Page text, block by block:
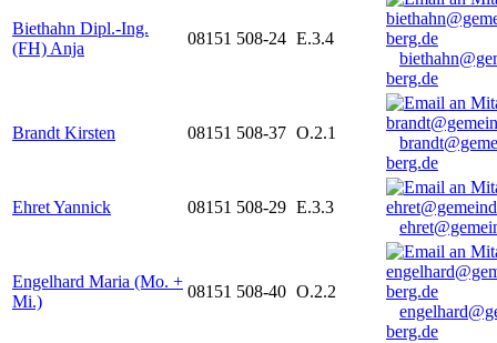
Biethahn Dipl.-Ing.
(FH) Anja
08151 508-24 E.3.4
berg.de
Brandt Kirsten 08151 508-37 O.2.1
berg.de
Ehret Yannick 08151 508-29 E.3.3
Engelhard Maria (Mo. +
Mi.)
08151 508-40 O.2.2
berg.de